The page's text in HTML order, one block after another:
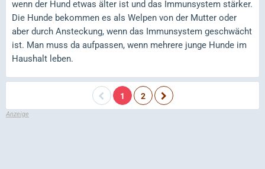
wenn der Hund etwas älter ist und das Immunsystem stärker.
Die Hunde bekommen es als Welpen von der Mutter oder
aber durch Ansteckung, wenn das Immunsystem geschwächt
ist. Man muss da aufpassen, wenn mehrere junge Hunde im
Haushalt leben.
1 2